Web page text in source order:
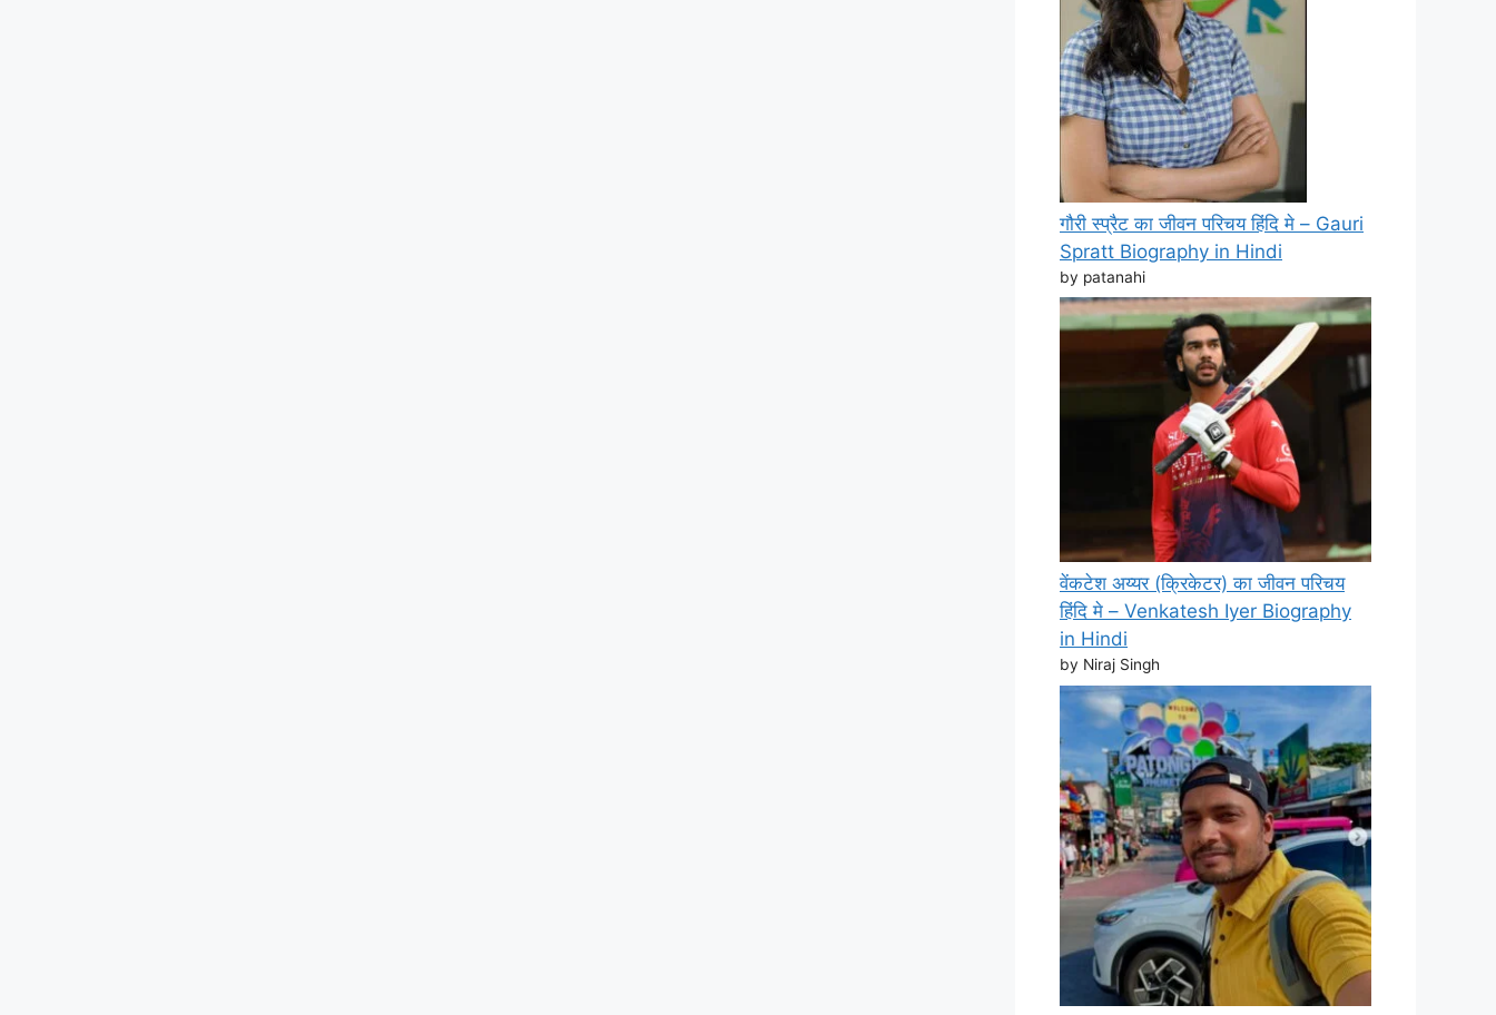
गौरी स्प्रैट का जीवन परिचय हिंदि मे – Gauri
Spratt Biography in Hindi
by patanahi
वेंकटेश अय्यर (क्रिकेटर) का जीवन परिचय
हिंदि मे – Venkatesh Iyer Biography
in Hindi
by Niraj Singh